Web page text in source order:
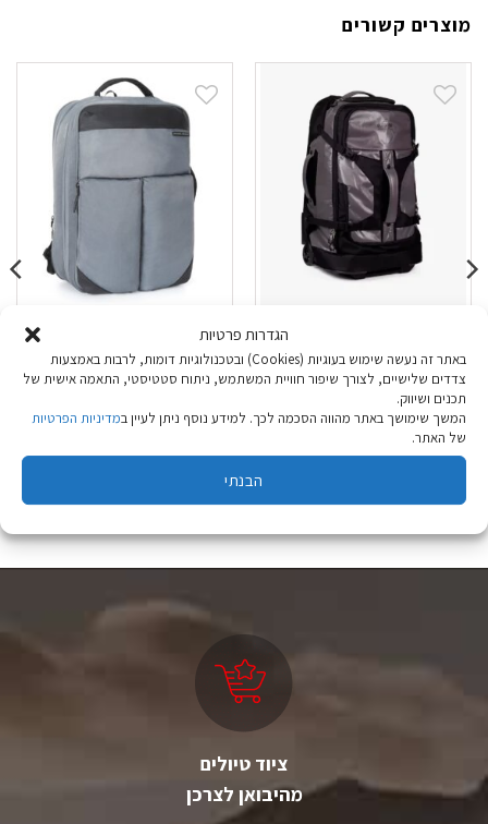
הגדרות פרטיות
באתר זה נעשה שימוש בעוגיות (Cookies) ובטכנולוגיות דומות, לרבות באמצעות
צדדים שלישיים, לצורך שיפור חוויית המשתמש, ניתוח סטטיסטי, התאמה אישית של
תכנים ושיווק.
המשך שימושך באתר מהווה הסכמה לכך. למידע נוסף ניתן לעיין במדיניות הפרטיות
של האתר.
הבנתי
מוצרים קשורים
Camp Pro 26
₪489.90
למוצר
יש
מספר
האפשרויות
תיק עלייה למטוס
Outdoor Colombus
₪229.90
למוצר
יש
מספר
ניתן
לבחור
האפשרויות
המוצר
ציוד טיולים
מהיבואן לצרכן